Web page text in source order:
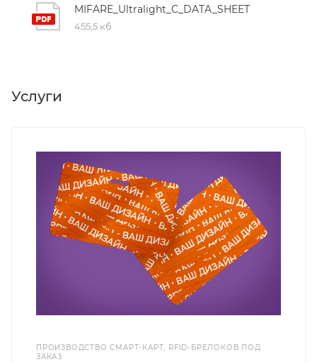
MIFARE_Ultralight_C_DATA_SHEET
455,5 кб
Услуги
ПРОИЗВОДСТВО СМАРТ-КАРТ, RFID-БРЕЛОКОВ ПОД
ЗАКАЗ